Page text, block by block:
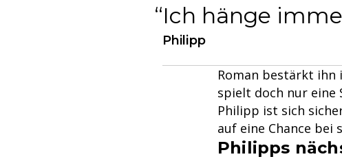
Ich hänge
Philipp
Roman bestärkt ihn
spielt doch nur eine
Philipp ist sich
auf eine Chance bei
Philipps